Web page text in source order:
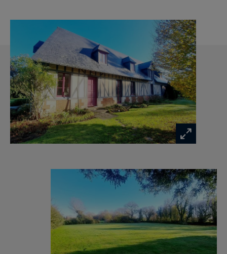
garage, une pièce de stockage et une pièce
réserve d’eau.
Environnement calme et privilégié. La propriété
est confortable et spacieuse avec des
prestations de qualité. À découvrir rapidement …
Les informations sur les risques auxquels ce
bien est exposé sont disponibles sur :